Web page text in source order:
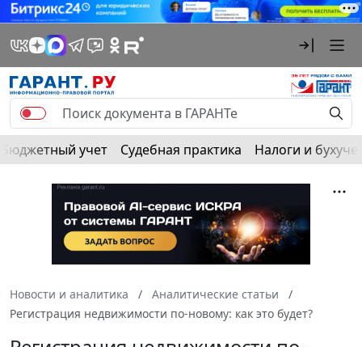
Бюджетный учет Судебная практика Налоги и
Новости и аналитика
Аналитические статьи
Регистрация недвижимости по-новому: как это будет?